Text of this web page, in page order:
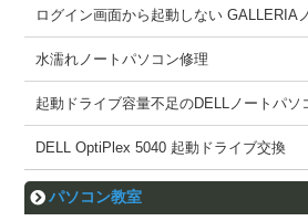
ログイン画面から起動しない GALLERIA
水濡れノートパソコン修理
起動ドライブ容量不足のDELLノートパソ
DELL OptiPlex 5040 起動ドライブ交換
パソコン教室